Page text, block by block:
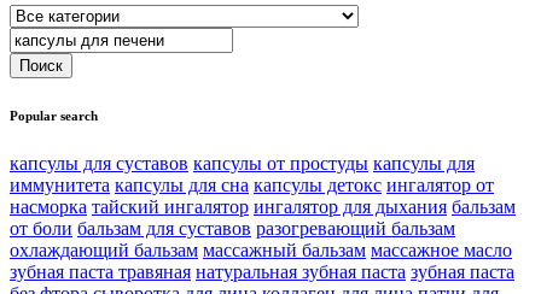
Popular search
капсулы для суставов капсулы от простуды капсулы для
иммунитета капсулы для сна капсулы детокс ингалятор от
насморка тайский ингалятор ингалятор для дыхания бальзам
от боли бальзам для суставов разогревающий бальзам
охлаждающий бальзам массажный бальзам массажное масло
зубная паста травяная натуральная зубная паста зубная паста